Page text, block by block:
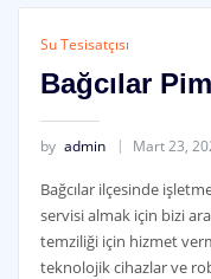
Su Tesisatçısı
Bağcılar
by admin Mart 23,
Bağcılar ilçesinde
servisi almak için bizi
temziliği için hizmet
teknolojik cihazlar ve